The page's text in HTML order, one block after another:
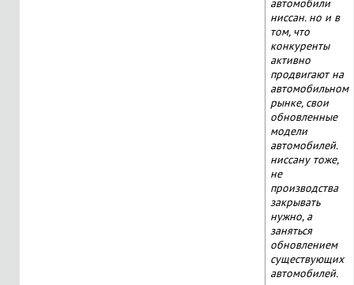
автомобили
ниссан. но и в
том, что
конкуренты
активно
продвигают на
автомобильном
рынке, свои
обновленные
модели
автомобилей.
ниссану тоже,
не
производства
закрывать
нужно, а
заняться
обновлением
существующих
автомобилей.